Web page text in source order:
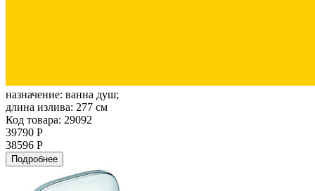
назначение: ванна душ;
длина излива: 277 см
Код товара: 29092
39790 Р
38596 Р
Подробнее